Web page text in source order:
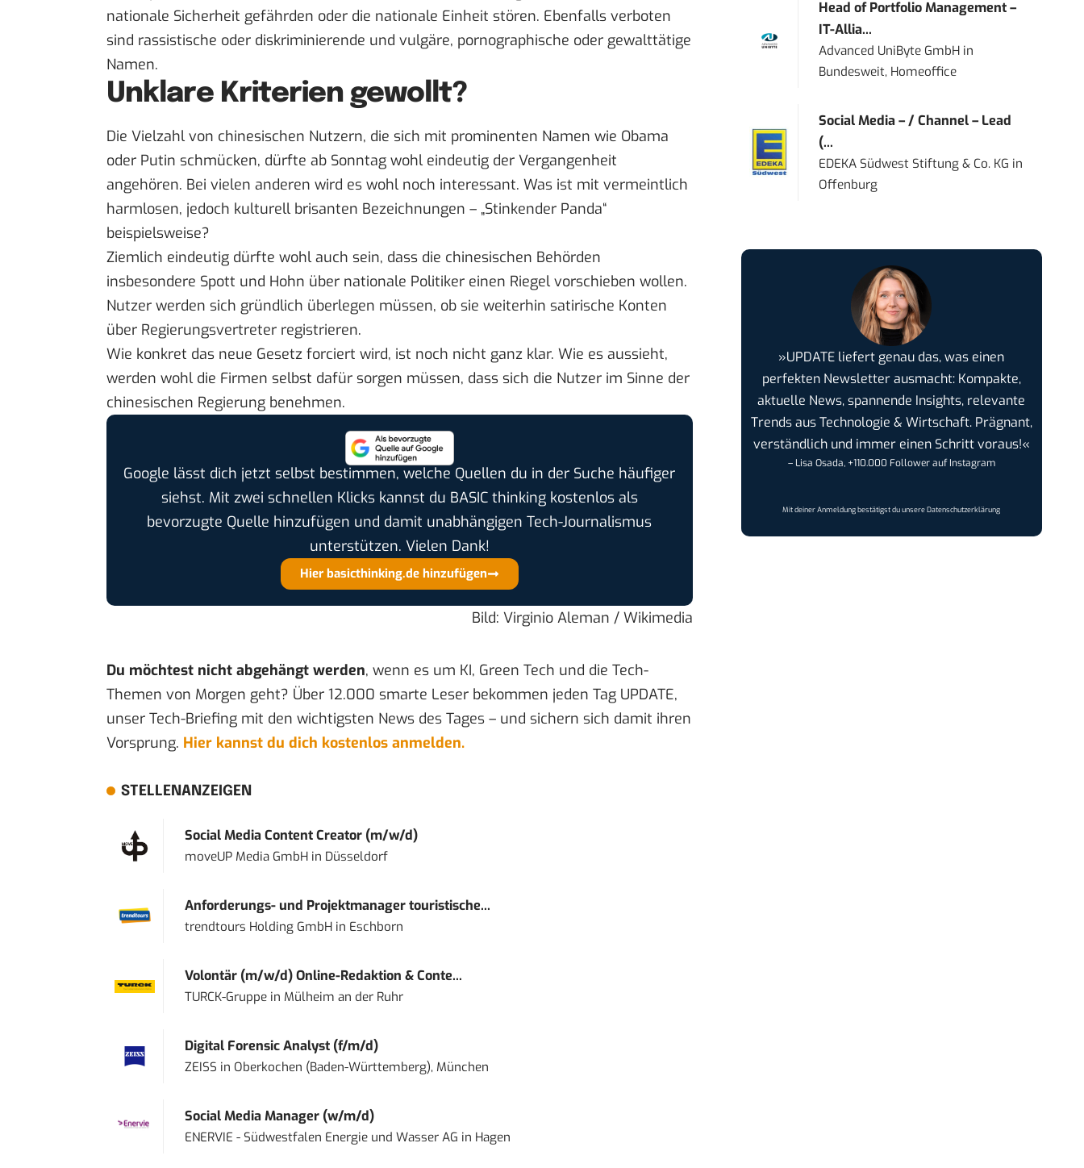
nationale Sicherheit gefährden oder die nationale Einheit stören. Ebenfalls verboten
sind rassistische oder diskriminierende und vulgäre, pornographische oder gewalttätige
Namen.
Unklare Kriterien gewollt?
Die Vielzahl von chinesischen Nutzern, die sich mit prominenten Namen wie Obama
oder Putin schmücken, dürfte ab Sonntag wohl eindeutig der Vergangenheit
angehören. Bei vielen anderen wird es wohl noch interessant. Was ist mit vermeintlich
harmlosen, jedoch kulturell brisanten Bezeichnungen – „Stinkender Panda“
beispielsweise?
Ziemlich eindeutig dürfte wohl auch sein, dass die chinesischen Behörden
insbesondere Spott und Hohn über nationale Politiker einen Riegel vorschieben wollen.
Nutzer werden sich gründlich überlegen müssen, ob sie weiterhin satirische Konten
über Regierungsvertreter registrieren.
Wie konkret das neue Gesetz forciert wird, ist noch nicht ganz klar. Wie es aussieht,
werden wohl die Firmen selbst dafür sorgen müssen, dass sich die Nutzer im Sinne der
chinesischen Regierung benehmen.
Google lässt dich jetzt selbst bestimmen, welche Quellen du in der Suche häufiger
siehst. Mit zwei schnellen Klicks kannst du BASIC thinking kostenlos als
bevorzugte Quelle hinzufügen und damit unabhängigen Tech-Journalismus
unterstützen. Vielen Dank!
Hier basicthinking.de hinzufügen
Bild: Virginio Aleman / Wikimedia
Du möchtest nicht abgehängt werden, wenn es um KI, Green Tech und die Tech-
Themen von Morgen geht? Über 12.000 smarte Leser bekommen jeden Tag UPDATE,
unser Tech-Briefing mit den wichtigsten News des Tages – und sichern sich damit ihren
Vorsprung. Hier kannst du dich kostenlos anmelden.
STELLENANZEIGEN
Social Media Content Creator (m/w/d)
moveUP Media GmbHin Düsseldorf
Anforderungs- und Projektmanager touristische...
trendtours Holding GmbHin Eschborn
Volontär (m/w/d) Online-Redaktion & Conte...
TURCK-Gruppein Mülheim an der Ruhr
Digital Forensic Analyst (f/m/d)
ZEISS in Oberkochen (Baden-Württemberg), München
Social Media Manager (w/m/d)
ENERVIE - Südwestfalen Energie und Wasser AG in Hagen
Head of Portfolio Management –
IT-Allia...
Advanced UniByte GmbH in
Bundesweit, Homeoffice
Social Media – / Channel – Lead
(...
EDEKA Südwest Stiftung & Co. KG in
Offenburg
»UPDATE liefert genau das, was einen
perfekten Newsletter ausmacht: Kompakte,
aktuelle News, spannende Insights, relevante
Trends aus Technologie & Wirtschaft. Prägnant,
verständlich und immer einen Schritt voraus!«
– Lisa Osada, +110.000 Follower auf Instagram
Mit deiner Anmeldung bestätigst du unsereDatenschutzerklärung